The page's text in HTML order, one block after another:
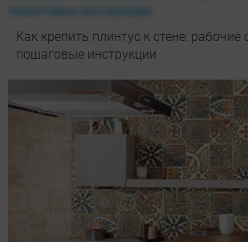
Как крепить плинтус к стене: рабочие
пошаговые инструкции